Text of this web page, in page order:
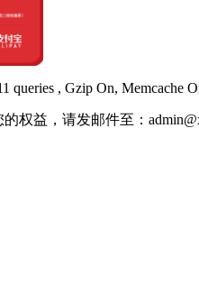
queries , Gzip On, Memcache
权益，请发邮件至：